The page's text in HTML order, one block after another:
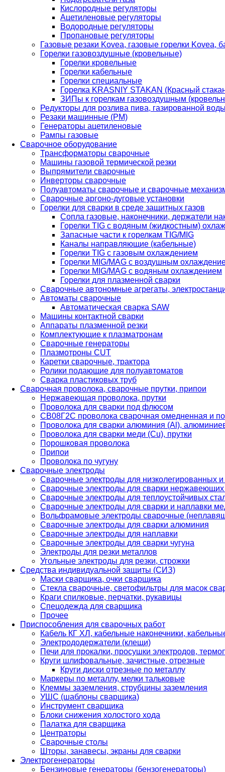
Кислородные регуляторы
Ацетиленовые регуляторы
Водородные регуляторы
Пропановые регуляторы
Газовые резаки Kovea, газовые горелки Kovea,
Горелки газовоздушные (кровельные)
Горелки кровельные
Горелки кабельные
Горелки специальные
Горелка KRASNIY STAKAN (Красный
ЗИПы к горелкам газовоздушным
Редукторы для розлива пива, газированной
Резаки машинные (РМ)
Генераторы ацетиленовые
Рампы газовые
Сварочное оборудование
Трансформаторы сварочные
Машины газовой термической резки
Выпрямители сварочные
Инверторы сварочные
Полуавтоматы сварочные и сварочные
Сварочные аргоно-дуговые установки
Горелки для сварки в среде защитных газов
Сопла газовые, наконечники, держатели
Горелки TIG с водяным (жидкостным)
Запасные части к горелкам TIG/MIG
Каналы направляющие (кабельные)
Горелки TIG с газовым охлаждением
Горелки MIG/MAG с воздушным
Горелки MIG/MAG с водяным охлаждением
Горелки для плазменной сварки
Сварочные автономные агрегаты,
Автоматы сварочные
Автоматическая сварка SAW
Машины контактной сварки
Аппараты плазменной резки
Комплектующие к плазматронам
Сварочные генераторы
Плазмотроны CUT
Каретки сварочные, трактора
Ролики подающие для полуавтоматов
Сварка пластиковых труб
Сварочная проволока, сварочные прутки, припои
Нержавеющая проволока, прутки
Проволока для сварки под флюсом
СВ08Г2С проволока сварочная омедненная и
Проволока для сварки алюминия (Al),
Проволока для сварки меди (Cu), прутки
Порошковая проволока
Припои
Проволока по чугуну
Сварочные электроды
Сварочные электроды для низколегированных и
Сварочные электроды для сварки
Сварочные электроды для теплоустойчивых
Сварочные электроды для сварки и наплавки
Вольфрамовые электроды сварочные
Сварочные электроды для сварки алюминия
Сварочные электроды для наплавки
Сварочные электроды для сварки чугуна
Электроды для резки металлов
Угольные электроды для резки, строжки
Средства индивидуальной защиты (СИЗ)
Маски сварщика, очки сварщика
Стекла сварочные, светофильтры для масок
Краги спилковые, перчатки, рукавицы
Спецодежда для сварщика
Прочее
Приспособления для сварочных работ
Кабель КГ ХЛ, кабельные наконечники,
Электрододержатели (клещи)
Печи для прокалки, просушки электродов,
Круги шлифовальные, зачистные, отрезные
Круги диски отрезные по металлу
Маркеры по металлу, мелки тальковые
Клеммы заземления, струбцины заземления
УШС (шаблоны сварщика)
Инструмент сварщика
Блоки снижения холостого хода
Палатка для сварщика
Центраторы
Сварочные столы
Шторы, занавесы, экраны для сварки
Электрогенераторы
Бензиновые генераторы (бензогенераторы)